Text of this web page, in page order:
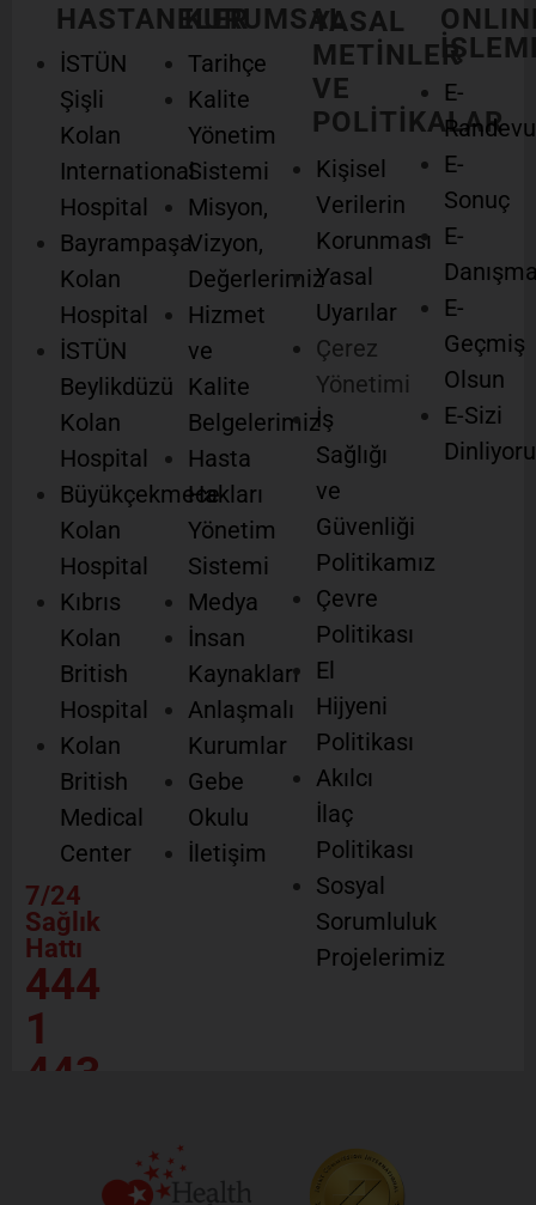
HASTANELER
İSTÜN
Şişli
Kolan
International
Hospital
Bayrampaşa
Kolan
Hospital
İSTÜN
Beylikdüzü
Kolan
Hospital
Büyükçekmece
Kolan
Hospital
Kıbrıs
Kolan
British
Hospital
Kolan
British
Medical
Center
7/24
Sağlık
Hattı
444
1
443
KURUMSAL
Tarihçe
Kalite
Yönetim
Sistemi
Misyon,
Vizyon,
Değerlerimiz
Hizmet
ve
Kalite
Belgelerimiz
Hasta
Hakları
Yönetim
Sistemi
Medya
İnsan
Kaynakları
Anlaşmalı
Kurumlar
Gebe
Okulu
İletişim
YASAL
METİNLER
VE
POLİTİKALAR
Kişisel
Verilerin
Korunması
Yasal
Uyarılar
Çerez
Yönetimi
İş
Sağlığı
ve
Güvenliği
Politikamız
Çevre
Politikası
El
Hijyeni
Politikası
Akılcı
İlaç
Politikası
Sosyal
Sorumluluk
Projelerimiz
E-
Randevu
E-
Sonuç
E-
E-
Geçmiş
Olsun
E-Sizi